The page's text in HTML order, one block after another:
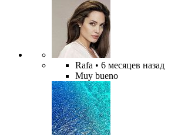
Rafa • 6 месяцев назад
Muy bueno